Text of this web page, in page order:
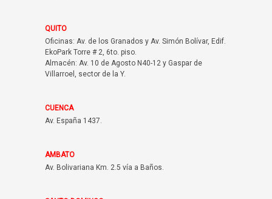
QUITO
Oficinas: Av. de los Granados y Av. Simón Bolívar, Edif.
EkoPark Torre # 2, 6to. piso.
Almacén: Av. 10 de Agosto N40-12 y Gaspar de
Villarroel, sector de la Y.
CUENCA
Av. España 1437.
AMBATO
Av. Bolivariana Km. 2.5 vía a Baños.